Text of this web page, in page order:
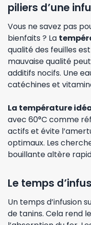
piliers d’une
Vous ne savez pas
bienfaits ? La
qualité des feuilles
mauvaise qualité
additifs nocifs. Une
catéchines et
La température
avec 60°C comme
actifs et évite
optimaux. Les
bouillante altère
Le temps
Un temps d’infusion
de tanins. Cela rend